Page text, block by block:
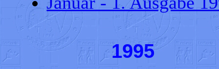
1995